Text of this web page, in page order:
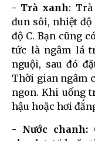
- Trà xanh: Trà
đun sôi, nhiệt độ
độ C. Bạn cũng
tức là ngâm lá
nguội, sau đó
Thời gian ngâm
ngon. Khi uống
hậu hoặc hơi
- Nước chanh: